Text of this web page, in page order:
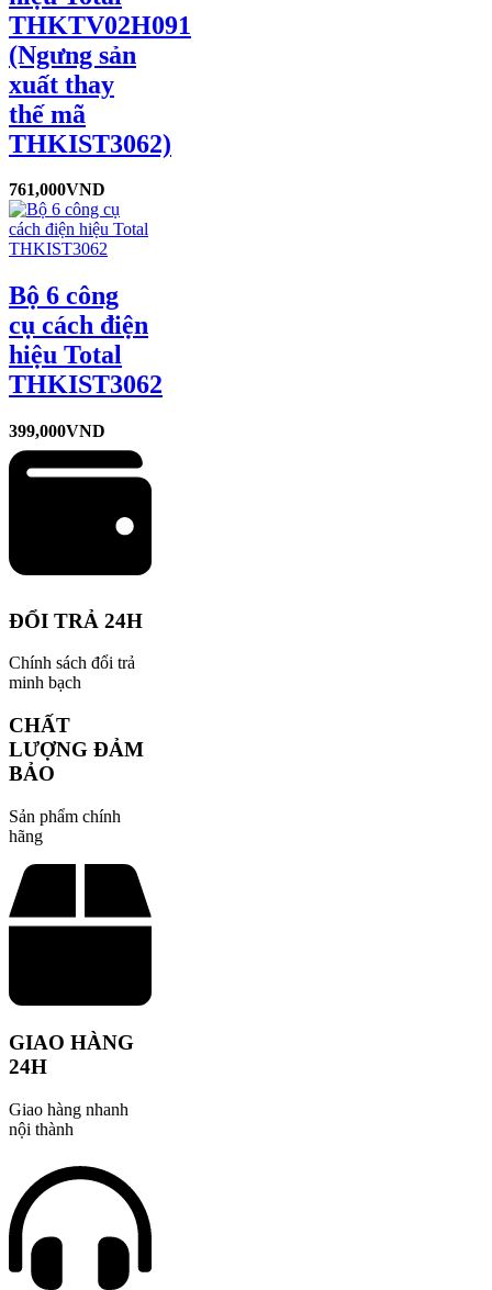
THKTV02H091
(Ngưng sản
xuất thay
thế mã
THKIST3062)
761,000VND
Bộ 6 công
cụ cách điện
hiệu Total
THKIST3062
399,000VND
ĐỔI TRẢ 24H
Chính sách đổi trả
minh bạch
CHẤT
LƯỢNG ĐẢM
BẢO
Sản phẩm chính
hãng
GIAO HÀNG
24H
Giao hàng nhanh
nội thành